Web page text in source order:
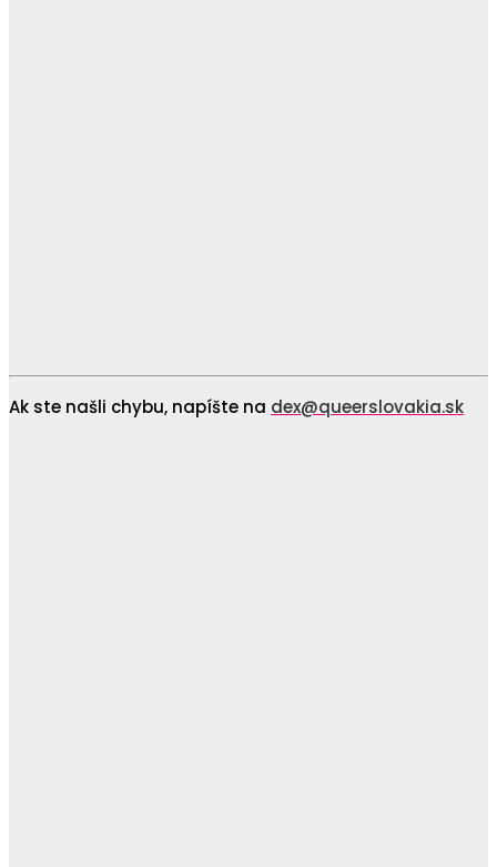
Ak ste našli chybu, napíšte na dex@queerslovakia.sk